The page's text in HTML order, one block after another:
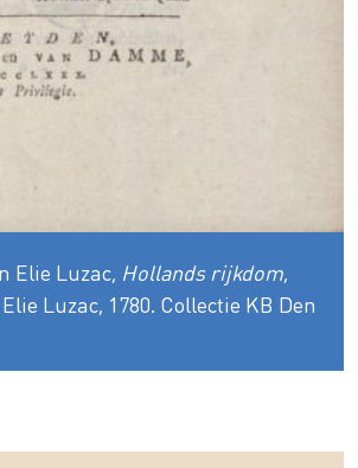
Elie Luzac, Hollands rijkdom,
Luzac, 1780. Collectie KB Den